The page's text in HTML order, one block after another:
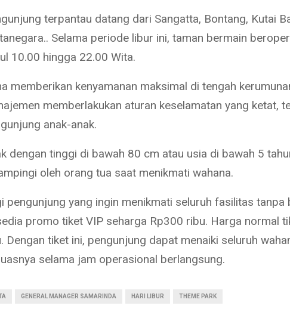
terpantau datang dari Sangatta, Bontang, Kutai
Selama periode libur ini, taman bermain
10.00 hingga 22.00 Wita.
memberikan kenyamanan maksimal di tengah
memberlakukan aturan keselamatan yang ketat,
anak-anak.
dengan tinggi di bawah 80 cm atau usia di bawah 5
oleh orang tua saat menikmati wahana.
pengunjung yang ingin menikmati seluruh fasilitas tanpa
promo tiket VIP seharga Rp300 ribu. Harga normal
Dengan tiket ini, pengunjung dapat menaiki seluruh
selama jam operasional berlangsung.
GENERAL MANAGER SAMARINDA HARI LIBUR THEME PARK